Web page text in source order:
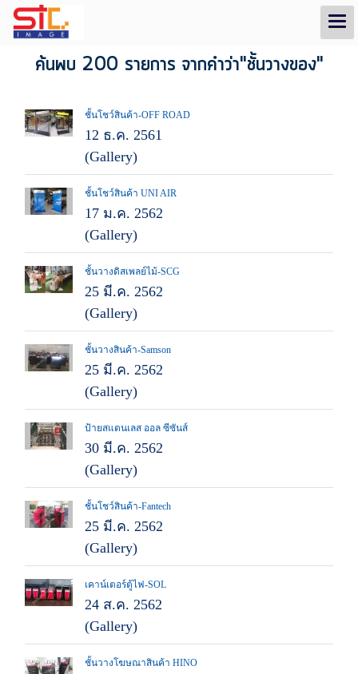
ค้นพบ 200 รายการ จากคำว่า"ชั้นวางของ"
ชั้นโชว์สินค้า-OFF ROAD
12 ธ.ค. 2561
(Gallery)
ชั้นโชว์สินค้า UNI AIR
17 ม.ค. 2562
(Gallery)
ชั้นวางดิสเพลย์ไม้-SCG
25 มี.ค. 2562
(Gallery)
ชั้นวางสินค้า-Samson
25 มี.ค. 2562
(Gallery)
ป้ายสแตนเลส ออล ซีซันส์
30 มี.ค. 2562
(Gallery)
ชั้นโชว์สินค้า-Fantech
25 มี.ค. 2562
(Gallery)
เคาน์เตอร์ตู้ไฟ-SOL
24 ส.ค. 2562
(Gallery)
ชั้นวางโฆษณาสินค้า HINO